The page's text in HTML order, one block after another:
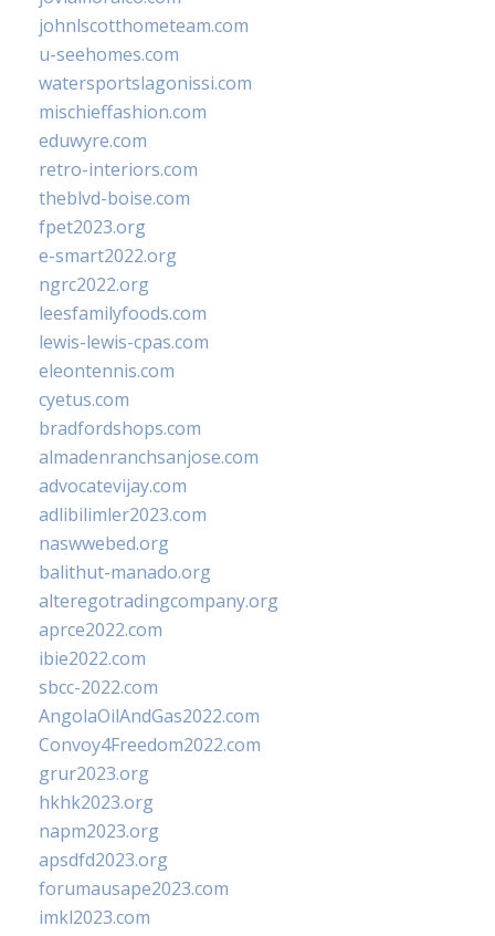
johnlscotthometeam.com
u-seehomes.com
watersportslagonissi.com
mischieffashion.com
eduwyre.com
retro-interiors.com
theblvd-boise.com
fpet2023.org
e-smart2022.org
ngrc2022.org
leesfamilyfoods.com
lewis-lewis-cpas.com
eleontennis.com
cyetus.com
bradfordshops.com
almadenranchsanjose.com
advocatevijay.com
adlibilimler2023.com
naswwebed.org
balithut-manado.org
alteregotradingcompany.org
aprce2022.com
ibie2022.com
sbcc-2022.com
AngolaOilAndGas2022.com
Convoy4Freedom2022.com
grur2023.org
hkhk2023.org
napm2023.org
apsdfd2023.org
forumausape2023.com
imkl2023.com